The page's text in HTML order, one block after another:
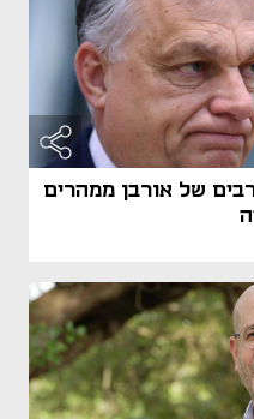
של אורבן ממהרים